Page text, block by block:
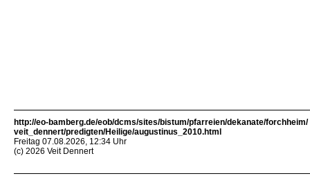
http://eo-bamberg.de/eob/dcms/sites/bistum/pfarreien/dekanate/forchheim/
veit_dennert/predigten/Heilige/augustinus_2010.html
Freitag 07.08.2026, 12:34 Uhr
(c) 2026 Veit Dennert